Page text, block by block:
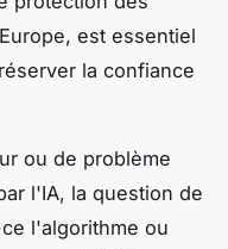
est essentiel
la confiance
ou de problème
l'IA, la question de
l'algorithme ou